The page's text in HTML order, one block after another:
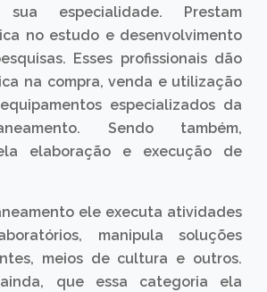
especialidade. Prestam
no estudo e desenvolvimento
Esses profissionais dão
na compra, venda e utilização
especializados da
Sendo também,
elaboração e execução de
ele executa atividades
manipula soluções
meios de cultura e outros.
que essa categoria ela